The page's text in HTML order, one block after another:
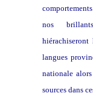
nos
langues
nationale
sources dans